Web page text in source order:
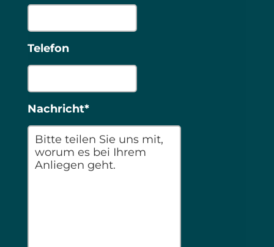
Telefon
Nachricht*